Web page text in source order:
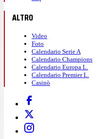
ALTRO
Video
Foto
Calendario Serie A
Calendario Champions
Calendario Europa L.
Calendario Premier L.
Casinò